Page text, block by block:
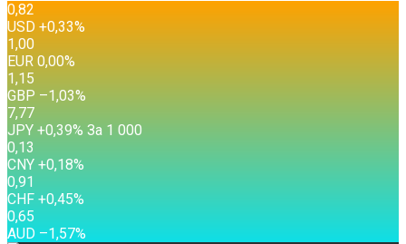
0,82
USD +0,33%
1,00
EUR 0,00%
1,15
GBP –1,03%
7,77
JPY +0,39% За 1 000
0,13
CNY +0,18%
0,91
CHF +0,45%
0,65
AUD –1,57%